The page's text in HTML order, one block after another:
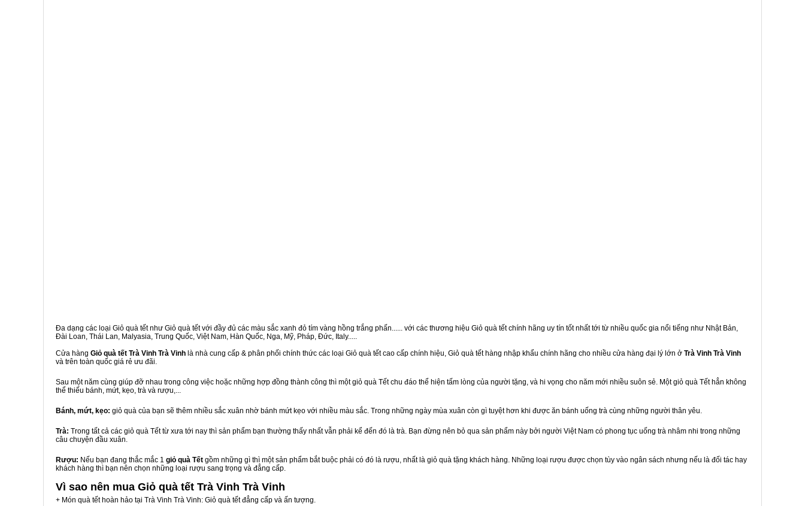
Đa dạng các loại Giỏ quà tết như Giỏ quà tết với đầy đủ các màu sắc xanh đỏ tím vàng hồng trắng phấn...... với các thương hiệu Giỏ quà tết chính hãng uy tín tốt nhất tới từ nhiều quốc gia nổi tiếng như Nhật Bản,
Đài Loan, Thái Lan, Malyasia, Trung Quốc, Việt Nam, Hàn Quốc, Nga, Mỹ, Pháp, Đức, Italy.....
Cửa hàng Giỏ quà tết Trà Vinh Trà Vinh là nhà cung cấp & phân phối chính thức các loại Giỏ quà tết cao cấp chính hiệu, Giỏ quà tết hàng nhập khẩu chính hãng cho nhiều cửa hàng đại lý lớn ở Trà Vinh Trà Vinh
và trên toàn quốc giá rẻ ưu đãi.
Sau một năm cùng giúp đỡ nhau trong công việc hoặc những hợp đồng thành công thì một giỏ quà Tết chu đáo thể hiện tấm lòng của người tặng, và hi vọng cho năm mới nhiều suôn sẻ. Một giỏ quà Tết hẳn không
thể thiếu bánh, mứt, kẹo, trà và rượu,...
Bánh, mứt, kẹo: giỏ quà của bạn sẽ thêm nhiều sắc xuân nhờ bánh mứt kẹo với nhiều màu sắc. Trong những ngày mùa xuân còn gì tuyệt hơn khi được ăn bánh uống trà cùng những người thân yêu.
Trà: Trong tất cả các giỏ quà Tết từ xưa tới nay thì sản phẩm bạn thường thấy nhất vẫn phải kể đến đó là trà. Bạn đừng nên bỏ qua sản phẩm này bởi người Việt Nam có phong tục uống trà nhâm nhi trong những
câu chuyện đầu xuân.
Rượu: Nếu bạn đang thắc mắc 1 giỏ quà Tết gồm những gì thì một sản phẩm bắt buộc phải có đó là rượu, nhất là giỏ quà tặng khách hàng. Những loại rượu được chọn tùy vào ngân sách nhưng nếu là đối tác hay
khách hàng thì bạn nên chọn những loại rượu sang trọng và đẳng cấp.
Vì sao nên mua Giỏ quà tết Trà Vinh Trà Vinh
+ Món quà tết hoàn hảo tại Trà Vinh Trà Vinh: Giỏ quà tết đẳng cấp và ấn tượng.